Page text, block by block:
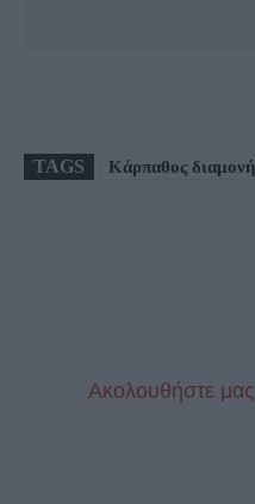
TAGS Κάρπαθος διαμονή
Aκολουθήστε